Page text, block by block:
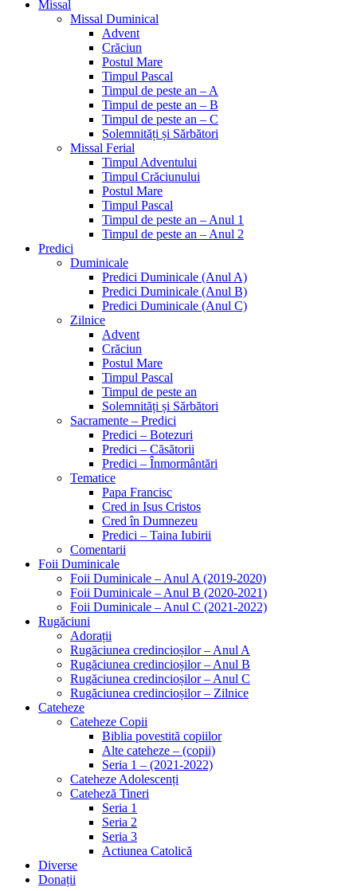
Missal
Missal Duminical
Advent
Crăciun
Postul Mare
Timpul Pascal
Timpul de peste an – A
Timpul de peste an – B
Timpul de peste an – C
Solemnități și Sărbători
Missal Ferial
Timpul Adventului
Timpul Crăciunului
Postul Mare
Timpul Pascal
Timpul de peste an – Anul 1
Timpul de peste an – Anul 2
Predici
Duminicale
Predici Duminicale (Anul A)
Predici Duminicale (Anul B)
Predici Duminicale (Anul C)
Zilnice
Advent
Crăciun
Postul Mare
Timpul Pascal
Timpul de peste an
Solemnități și Sărbători
Sacramente – Predici
Predici – Botezuri
Predici – Căsătorii
Predici – Înmormântări
Tematice
Papa Francisc
Cred in Isus Cristos
Cred în Dumnezeu
Predici – Taina Iubirii
Comentarii
Foii Duminicale
Foii Duminicale – Anul A (2019-2020)
Foii Duminicale – Anul B (2020-2021)
Foii Duminicale – Anul C (2021-2022)
Rugăciuni
Adorații
Rugăciunea credincioșilor – Anul A
Rugăciunea credincioșilor – Anul B
Rugăciunea credincioșilor – Anul C
Rugăciunea credincioșilor – Zilnice
Cateheze
Cateheze Copii
Biblia povestită copiilor
Alte cateheze – (copii)
Seria 1 – (2021-2022)
Cateheze Adolescenți
Cateheză Tineri
Seria 1
Seria 2
Seria 3
Actiunea Catolică
Diverse
Donații